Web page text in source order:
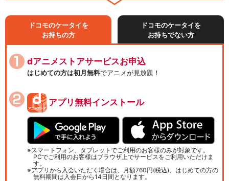
ドコモのケータイを
お持ちの方
ドコモのケータイを
お持ちでない方
dアニメストアサービスお申込
はじめての方は初月無料でアニメが見放題！
アプリ無料インストール
スマートフォン、タブレットでご利用のお客様のみが対象です。
PCでご利用のお客様はブラウザ上でサービスをご利用いただけま
す。
アプリから入会いただく場合は、月額760円(税込)、はじめての方の
無料期間は入会日から14日間となります。